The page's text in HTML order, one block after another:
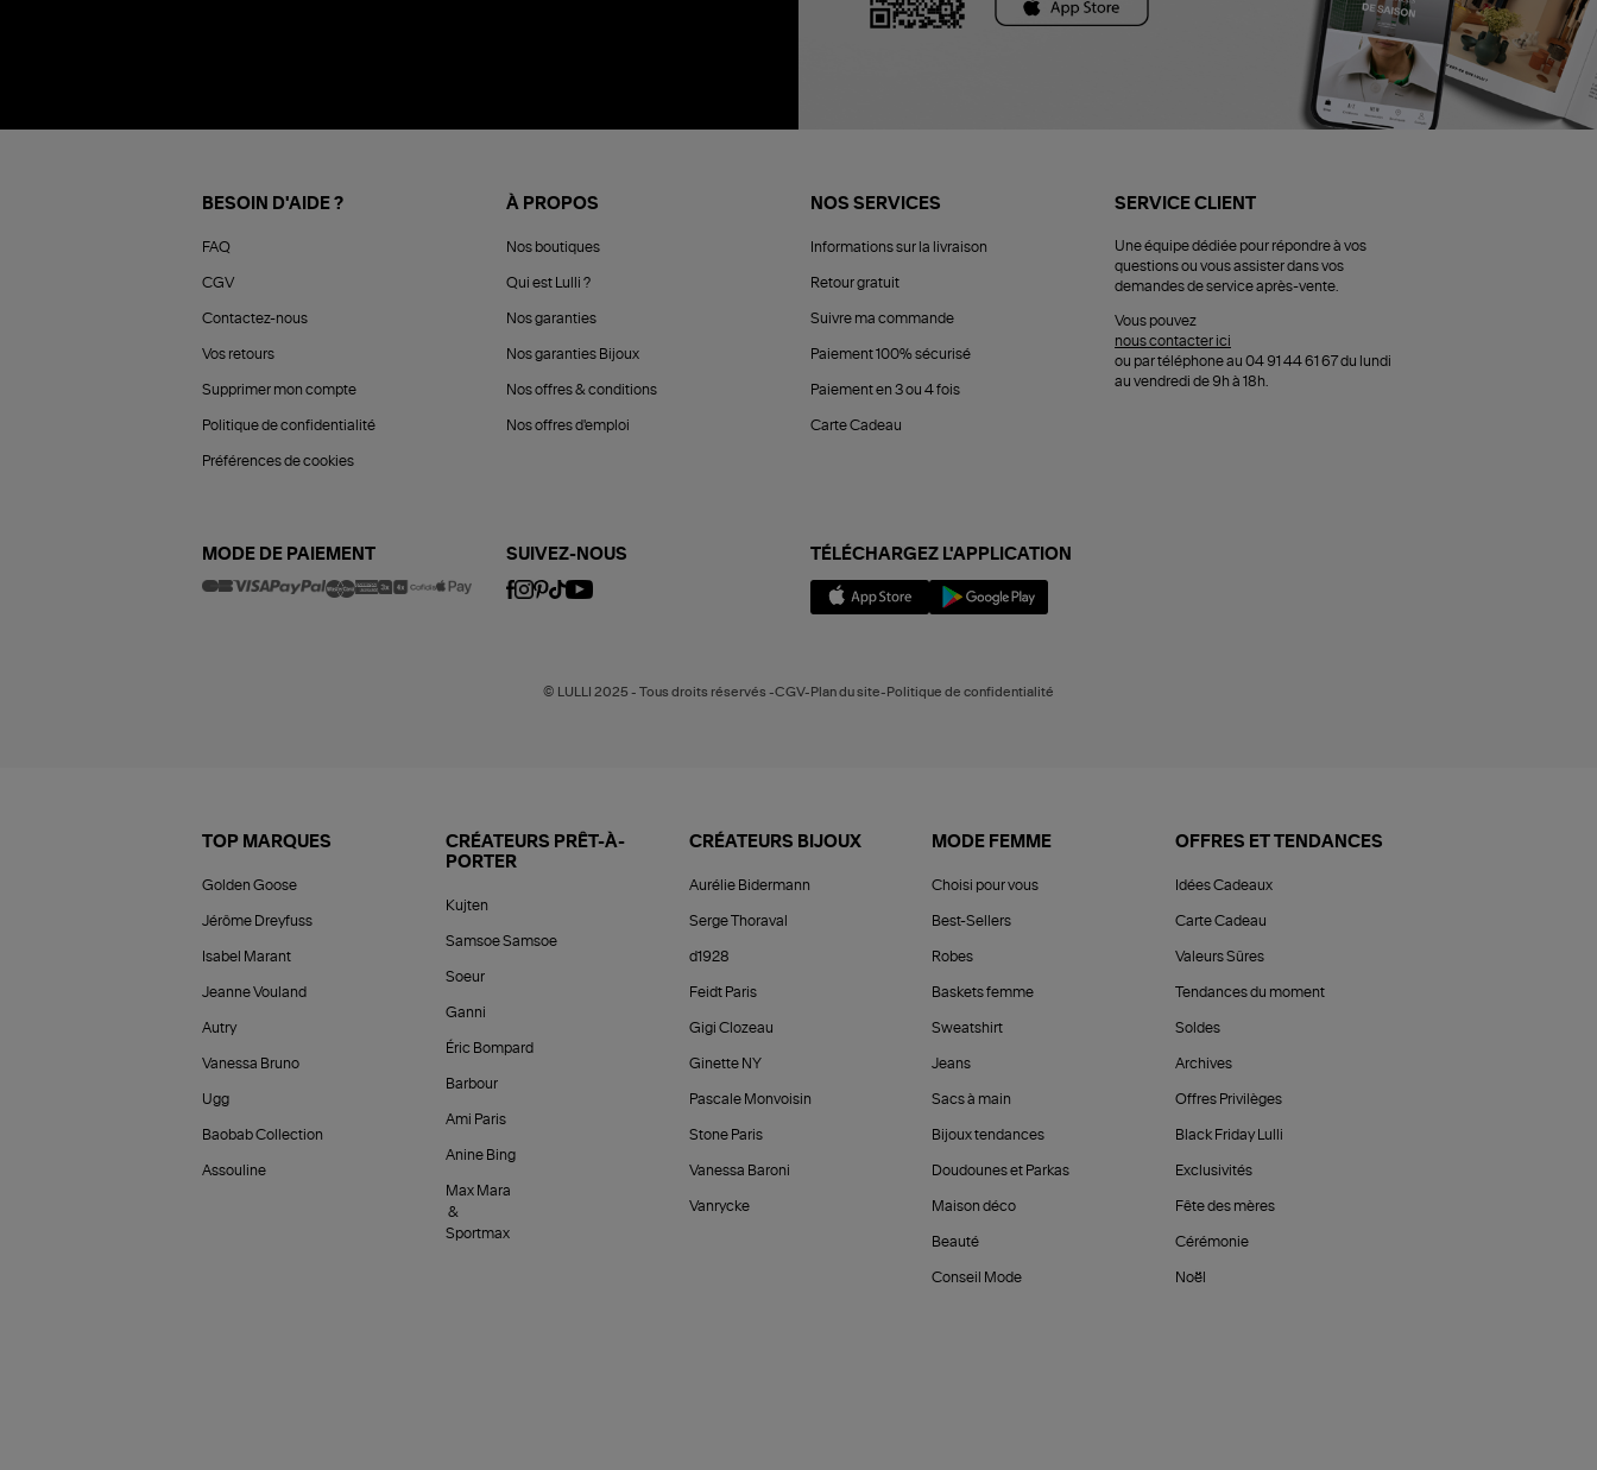
BESOIN D'AIDE ?
FAQ
CGV
Contactez-nous
Vos retours
Supprimer mon compte
Politique de confidentialité
Préférences de cookies
À PROPOS
Nos boutiques
Qui est Lulli ?
Nos garanties
Nos garanties Bijoux
Nos offres & conditions
Nos offres d'emploi
NOS SERVICES
Informations sur la livraison
Retour gratuit
Suivre ma commande
Paiement 100% sécurisé
Paiement en 3 ou 4 fois
Carte Cadeau
SERVICE CLIENT
Une équipe dédiée pour répondre à vos
questions ou vous assister dans vos
demandes de service après-vente.
Vous pouvez
nous contacter ici
ou par téléphone au 04 91 44 61 67 du lundi
au vendredi de 9h à 18h.
MODE DE PAIEMENT SUIVEZ-NOUS TÉLÉCHARGEZ L'APPLICATION
© LULLI 2025 - Tous droits réservés -CGV-Plan du site-Politique de confidentialité
TOP MARQUES
Golden Goose
Jérôme Dreyfuss
Isabel Marant
Jeanne Vouland
Autry
Vanessa Bruno
Ugg
Baobab Collection
Assouline
CRÉATEURS PRÊT-À-
PORTER
Kujten
Samsoe Samsoe
Soeur
Ganni
Éric Bompard
Barbour
Ami Paris
Anine Bing
Max Mara
&
Sportmax
CRÉATEURS BIJOUX
Aurélie Bidermann
Serge Thoraval
d1928
Feidt Paris
Gigi Clozeau
Ginette NY
Pascale Monvoisin
Stone Paris
Vanessa Baroni
Vanrycke
MODE FEMME
Choisi pour vous
Best-Sellers
Robes
Baskets femme
Sweatshirt
Jeans
Sacs à main
Bijoux tendances
Doudounes et Parkas
Maison déco
Beauté
Conseil Mode
OFFRES ET TENDANCES
Idées Cadeaux
Carte Cadeau
Valeurs Sûres
Tendances du moment
Soldes
Archives
Offres Privilèges
Black Friday Lulli
Exclusivités
Fête des mères
Cérémonie
Noël